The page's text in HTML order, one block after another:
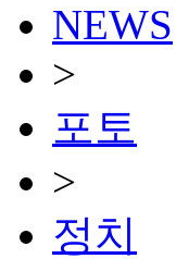
NEWS
>
포토
>
정치